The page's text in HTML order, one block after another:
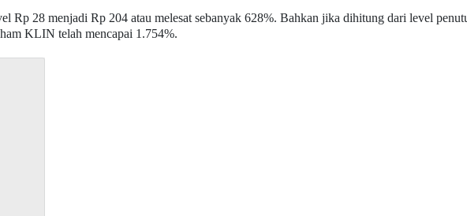
Rp 28 menjadi Rp 204 atau melesat sebanyak 628%. Bahkan jika dihitung dari level
KLIN telah mencapai 1.754%.